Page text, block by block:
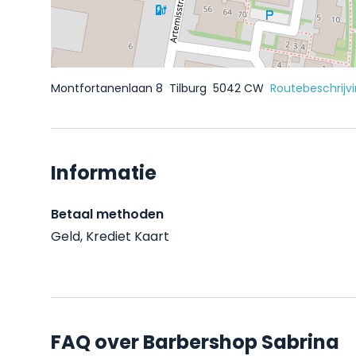
Montfortanenlaan 8 Tilburg 5042 CW
Informatie
Betaal methoden
Geld, Krediet Kaart
FAQ over Barbershop Sabrina